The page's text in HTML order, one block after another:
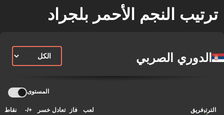
ترتيب النجم الأحمر بلجراد
الدوري الصربي
المستوى
الترتيبفريق لعب فاز تعادل خسر +/- نقاط